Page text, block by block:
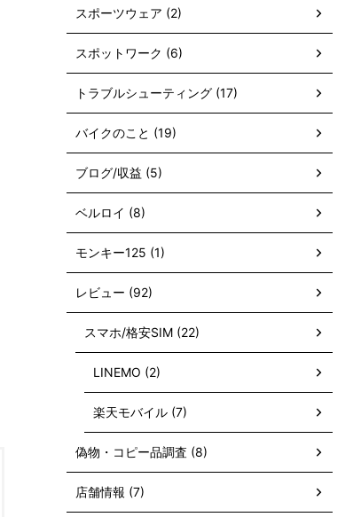
スポーツウェア (2)
スポットワーク (6)
トラブルシューティング (17)
バイクのこと (19)
ブログ/収益 (5)
ベルロイ (8)
モンキー125 (1)
レビュー (92)
スマホ/格安SIM (22)
LINEMO (2)
楽天モバイル (7)
偽物・コピー品調査 (8)
店舗情報 (7)